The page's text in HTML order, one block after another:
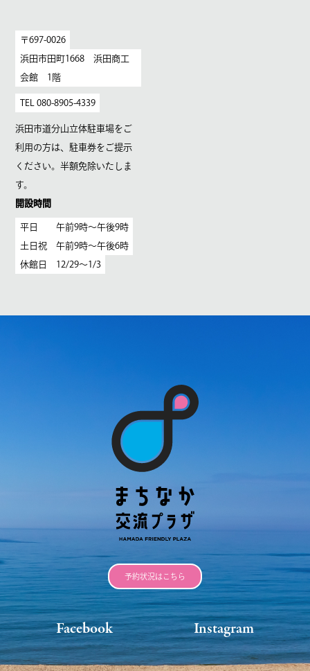
〒697-0026
浜田市田町1668 浜田商工
会館 1階
TEL 080-8905-4339
浜田市道分山立体駐車場をご
利用の方は、駐車券をご提示
ください。半額免除いたしま
す。
開設時間
平日 午前9時〜午後9時
土日祝 午前9時〜午後6時
休館日 12/29〜1/3
予約状況はこちら
Facebook Instagram